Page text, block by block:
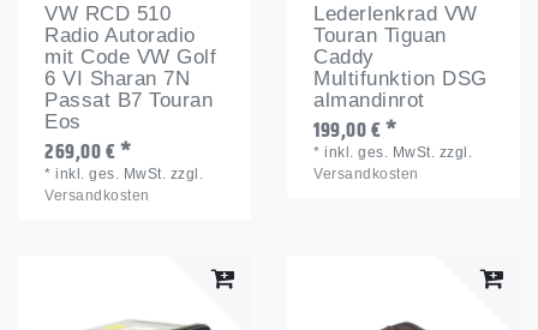
VW RCD 510
Radio Autoradio
mit Code VW Golf
6 VI Sharan 7N
Passat B7 Touran
Eos
269,00 € *
*inkl. ges. MwSt. zzgl.
Versandkosten
Lederlenkrad VW
Touran Tiguan
Caddy
Multifunktion DSG
almandinrot
199,00 € *
*inkl. ges. MwSt. zzgl.
Versandkosten